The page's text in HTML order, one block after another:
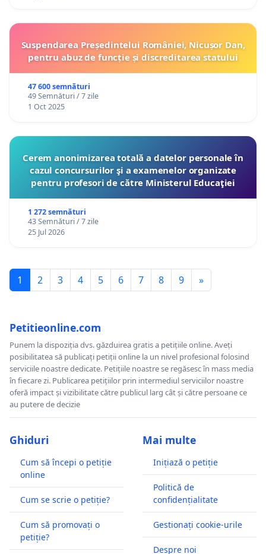
Suspendarea Președintelui României, Nicușor Dan,
pentru abuz de funcție și discreditarea statului
47 600 semnături
49 Semnături / 7 zile
1 Oct 2025
Cerem anonimizarea totală a datelor personale în
cazul concursurilor şi a examenelor organizate
pentru profesori de către Ministerul Educaţiei
1 272 semnături
43 Semnături / 7 zile
25 Jul 2026
1 2 3 4 5 6 7 8 9 »
Petitieonline.com
Punem la dispoziția dvs. găzduirea gratis a petițiile online. Aveți
posibilitatea să publicați petiții online la un nivel profesional folosind
serviciile noastre dedicate. Petițiile noastre se regăsesc în mass media
în fiecare zi. Publicarea petițiilor prin intermediul serviciilor noastre
oferă impact și vizibilitate către publicul larg cât și către persoane ce
au putere de decizie
Ghiduri
Cum să începi o petiție
online
Cum se scrie o petiție?
Cum să promovați o
petiție?
Mai multe
Inițiază o petiție
Politică de
confidențialitate
Gestionați cookie-urile
Despre noi